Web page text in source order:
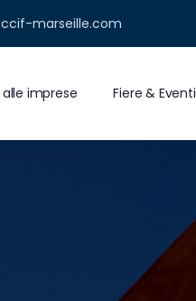
marseille.com
alle imprese Fiere & Eventi